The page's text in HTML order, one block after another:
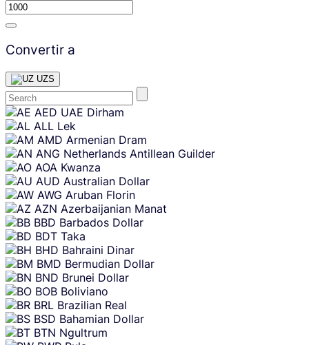
Convertir a
UZS
Skip
content
AED UAE Dirham
ALL Lek
AMD Armenian Dram
ANG Netherlands Antillean Guilder
AOA Kwanza
AUD Australian Dollar
AWG Aruban Florin
AZN Azerbaijanian Manat
BBD Barbados Dollar
BDT Taka
BHD Bahraini Dinar
BMD Bermudian Dollar
BND Brunei Dollar
BOB Boliviano
BRL Brazilian Real
BSD Bahamian Dollar
BTN Ngultrum